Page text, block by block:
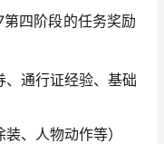
四阶段的任务奖励
通行证经验、基础
、人物动作等）